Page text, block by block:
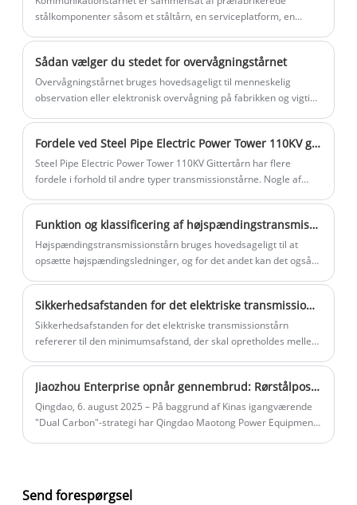
designkoncept og beregningsmetode kan
tårnhældningen justeres i
overensstemmelse med geologi og klima.
6. Praktisk og sikker at installere, lille
område, der dækker, og let at vælge sted.
terræn for at sikre stabil strømoverførsel.
stålkomponenter såsom et ståltårn, en serviceplatform, en
Sådan vælger du stedet for overvågningstårnet
Overvågningstårnet bruges hovedsageligt til menneskelig
observation eller elektronisk overvågning på fabrikken og vigtige
Fordele ved Steel Pipe Electric Power Tower 110KV gittertårn
Steel Pipe Electric Power Tower 110KV Gittertårn har flere
fordele i forhold til andre typer transmissionstårne. Nogle af
Funktion og klassificering af højspændingstransmissionstårn
Højspændingstransmissionstårn bruges hovedsageligt til at
opsætte højspændingsledninger, og for det andet kan det også
Højden er for at undgå påvirkningen af ​​det omgivende miljø og
forhindre sikkerhedsulykker.
Sikkerhedsafstanden for det elektriske transmissionstårn
Sikkerhedsafstanden for det elektriske transmissionstårn
refererer til den minimumsafstand, der skal opretholdes mellem
sikkerhedsafstandene for elektrisk transmissionstårn med
forskellige spændingsniveauer:
‌Jiaozhou Enterprise opnår gennembrud: Rørstålpositioneringspatent giver effektiv transmissionstårnproduktion
Qingdao, 6. august 2025‌ – På baggrund af Kinas igangværende
"Dual Carbon"-strategi har Qingdao Maotong Power Equipment
rørbearbejdning af stål".
Send forespørgsel